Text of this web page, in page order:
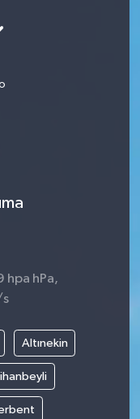
hpa hPa,
s
Altınekin